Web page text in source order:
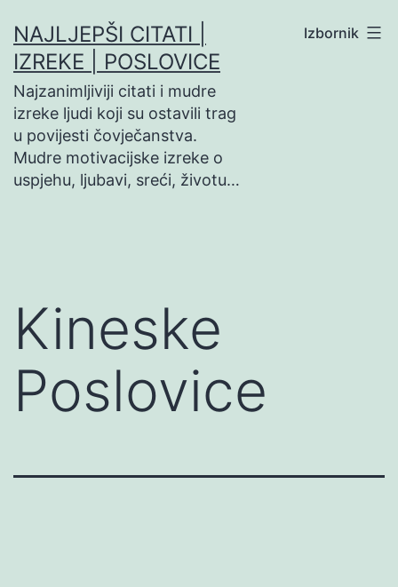
na
sadržaj
NAJLJEPŠI CITATI |
IZREKE | POSLOVICE
Najzanimljiviji citati i mudre
izreke ljudi koji su ostavili trag
u povijesti čovječanstva.
Mudre motivacijske izreke o
uspjehu, ljubavi, sreći, životu…
Izbornik
Kineske
Poslovice